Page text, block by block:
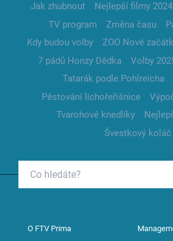
Jak zhubnout Nejlepší filmy 2024
TV program
Změna času
Kdy budou volby
ZOO Nové
7 pádů Honzy Dědka
Volby
Tatarák podle Pohlreicha
Pěstování lichořeřišnice
Tvarohové knedlíky
Švestkový koláč
O FTV Prima